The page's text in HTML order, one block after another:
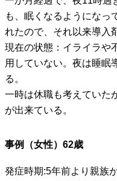
も、眠くなるようになっ
れたので、それ以来導入
現在の状態：イライラや
用していない。夜は睡眠
る。
一時は休職も考えていた
が出来ている。
事例（女性）62歳
発症時期:5年前より親族